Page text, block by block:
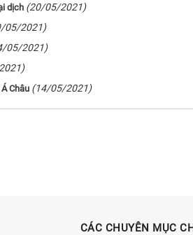
dịch (20/05/2021)
05/2021)
05/2021)
Châu (14/05/2021)
CÁC CHUYÊN MỤC